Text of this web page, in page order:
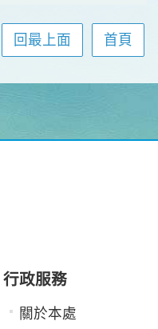
回最上面 首頁
行政服務
關於本處